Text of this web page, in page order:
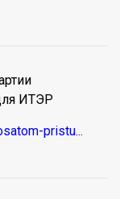
ИТЭР
pristu...